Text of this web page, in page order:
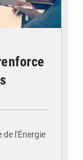
de l'Énergie